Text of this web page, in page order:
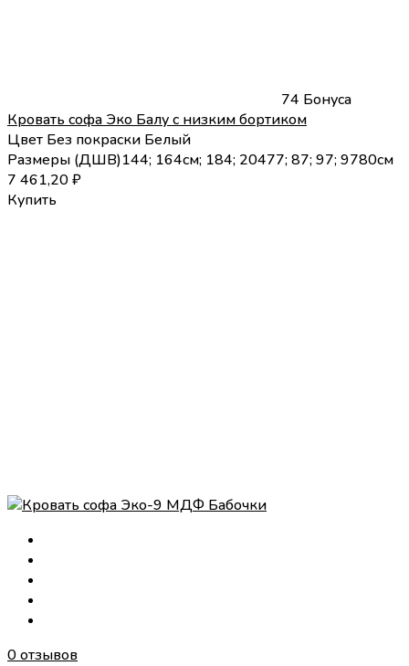
74 Бонуса
Кровать софа Эко Балу с низким бортиком
Цвет Без покраски Белый
Размеры (ДШВ)144; 164см; 184; 20477; 87; 97; 9780см
7 461,20₽
Купить
0 отзывов